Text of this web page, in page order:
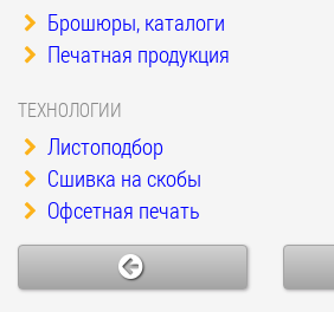
Брошюры, каталоги
Печатная продукция
ТЕХНОЛОГИИ
Листоподбор
Сшивка на скобы
Офсетная печать